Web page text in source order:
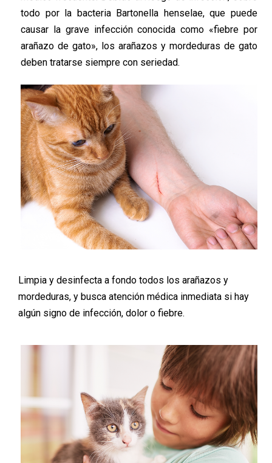
todo por la bacteria Bartonella henselae, que puede
causar la grave infección conocida como «fiebre por
arañazo de gato», los arañazos y mordeduras de gato
deben tratarse siempre con seriedad.
Limpia y desinfecta a fondo todos los arañazos y
mordeduras, y busca atención médica inmediata si hay
algún signo de infección, dolor o fiebre.